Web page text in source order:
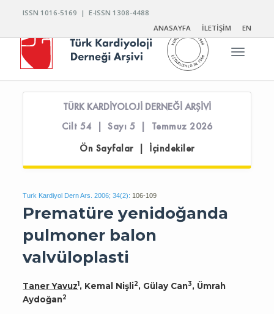
ISSN 1016-5169 | E-ISSN 1308-4488
ANASAYFA
İLETİŞİM EN
Toggle
TÜRK KARDİYOLOJİ DERNEĞİ ARŞİVİ
Cilt 54 | Sayı 5 | Temmuz 2026
Ön Sayfalar | İçindekiler
Turk Kardiyol Dern Ars. 2006; 34(2): 106-109
Prematüre yenidoğanda
pulmoner balon
valvüloplasti
Taner Yavuz1, Kemal Nişli2, Gülay Can3, Ümrah
Aydoğan2